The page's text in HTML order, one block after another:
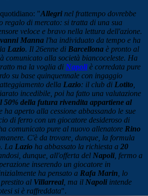
"Allegrinel frattempo dovrebbe
regalo di mercato: si tratta di una sua
veloce e bravo nella lettura dell'azione.
Manna l'ha individuato da tempo e ha
Lazio. Il 26enne di Barcellona è pronto al
comunicato alla società biancoceleste. Ha
ma la voglia di Napoliè corredata pure
su base quinquennale con ingaggio
della Lazio: il club di Lotito
incedibile, poi ha fatto una valutazione
50% della futura rivendita appartiene al
ha aperto alla cessione abbassando le sue
di ferro con un giocatore desideroso di
comunicato pure al nuovo allenatore Rino
C'è da trovare, dunque, la formula
La Lazio ha abbassato la richiesta a 20
dunque, all'offerta del Napoli, fermo a
inserendo un giocatore in
ha pensato a Rafa Marin , lo
al Villarreal, ma il Napoliintende
si è raffreddata".